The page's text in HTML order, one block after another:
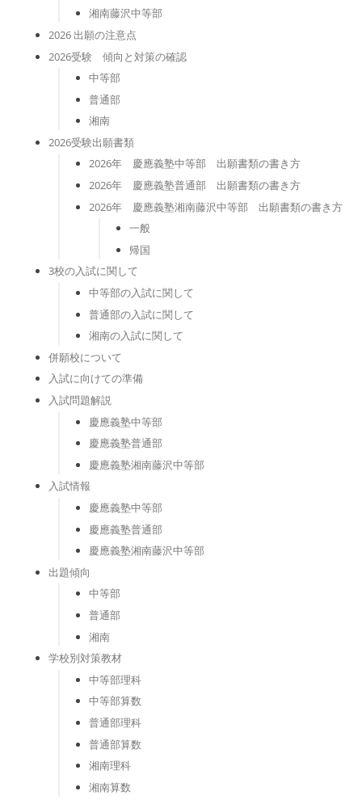
湘南藤沢中等部
2026 出願の注意点
2026受験 傾向と対策の確認
中等部
普通部
湘南
2026受験出願書類
2026年 慶應義塾中等部 出願書類の書き方
2026年 慶應義塾普通部 出願書類の書き方
2026年 慶應義塾湘南藤沢中等部 出願書類の書き方
一般
帰国
3校の入試に関して
中等部の入試に関して
普通部の入試に関して
湘南の入試に関して
併願校について
入試に向けての準備
入試問題解説
慶應義塾中等部
慶應義塾普通部
慶應義塾湘南藤沢中等部
入試情報
慶應義塾中等部
慶應義塾普通部
慶應義塾湘南藤沢中等部
出題傾向
中等部
普通部
湘南
学校別対策教材
中等部理科
中等部算数
普通部理科
普通部算数
湘南理科
湘南算数